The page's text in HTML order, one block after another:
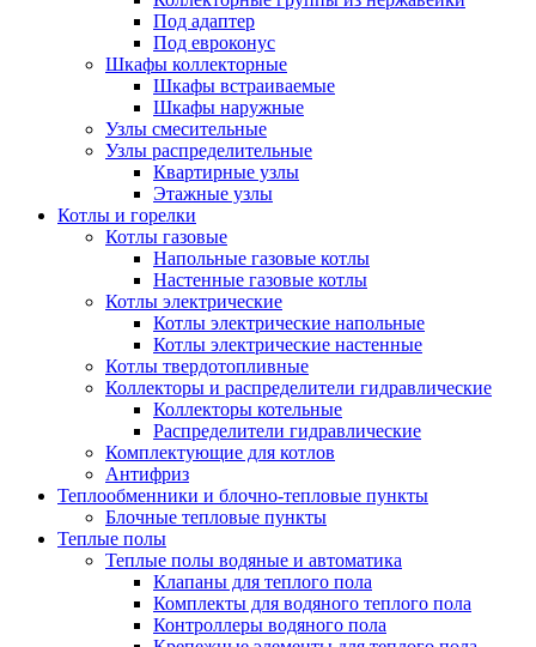
Под адаптер
Под евроконус
Шкафы коллекторные
Шкафы встраиваемые
Шкафы наружные
Узлы смесительные
Узлы распределительные
Квартирные узлы
Этажные узлы
Котлы и горелки
Котлы газовые
Напольные газовые котлы
Настенные газовые котлы
Котлы электрические
Котлы электрические напольные
Котлы электрические настенные
Котлы твердотопливные
Коллекторы и распределители гидравлические
Коллекторы котельные
Распределители гидравлические
Комплектующие для котлов
Антифриз
Теплообменники и блочно-тепловые пункты
Блочные тепловые пункты
Теплые полы
Теплые полы водяные и автоматика
Клапаны для теплого пола
Комплекты для водяного теплого пола
Контроллеры водяного пола